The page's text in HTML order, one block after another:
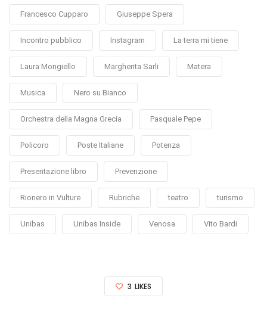
Francesco Cupparo Giuseppe Spera
Incontro pubblico Instagram La terra mi tiene
Laura Mongiello Margherita Sarli Matera
Musica Nero su Bianco
Orchestra della Magna Grecia Pasquale Pepe
Policoro Poste Italiane Potenza
Presentazione libro Prevenzione
Rionero in Vulture Rubriche teatro turismo
Unibas Unibas Inside Venosa Vito Bardi
3 LIKES